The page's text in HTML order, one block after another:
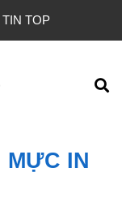
TOP
IN